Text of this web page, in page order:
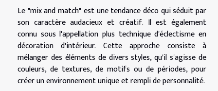
Le "mix and match" est une tendance déco qui séduit par
son caractère audacieux et créatif. Il est également
connu sous l'appellation plus technique d'éclectisme en
décoration d'intérieur. Cette approche consiste à
mélanger des éléments de divers styles, qu'il s'agisse de
couleurs, de textures, de motifs ou de périodes, pour
créer un environnement unique et rempli de personnalité.